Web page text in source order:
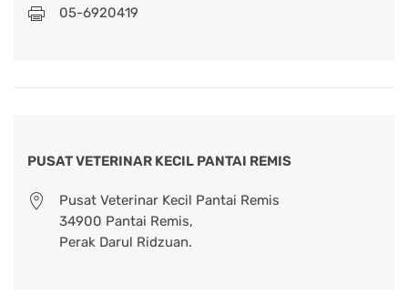
05-6920419
PUSAT VETERINAR KECIL PANTAI REMIS
Pusat Veterinar Kecil Pantai Remis
34900 Pantai Remis,
Perak Darul Ridzuan.